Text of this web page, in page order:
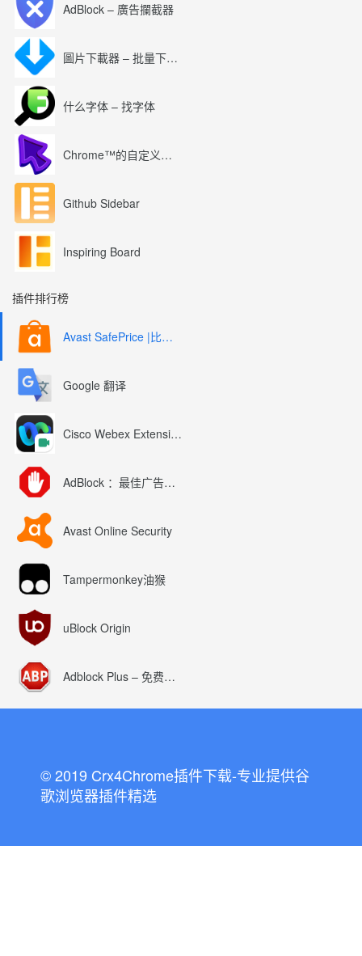
AdBlock – 廣告攔截器
圖片下載器 – 批量下載圖片
什么字体 – 找字体
Chrome™的自定义光标
Github Sidebar
Inspiring Board
插件排行榜
Avast SafePrice |比较、交易、优惠券
Google 翻译
Cisco Webex Extension
AdBlock ：最佳广告拦截工具
Avast Online Security
Tampermonkey油猴
uBlock Origin
Adblock Plus – 免费的广告拦截器
© 2019 Crx4Chrome插件下载-专业提供谷
歌浏览器插件精选